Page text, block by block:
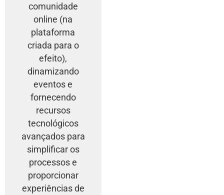
comunidade
online (na
plataforma
criada para o
efeito),
dinamizando
eventos e
fornecendo
recursos
tecnológicos
avançados para
simplificar os
processos e
proporcionar
experiências de